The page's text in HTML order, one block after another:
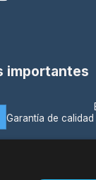
importantes
Garantía de